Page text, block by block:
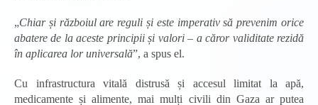
„Chiar și războiul are reguli și este imperativ să prevenim orice
abatere de la aceste principii și valori – a căror validitate rezidă
în aplicarea lor universală”, a spus el.
Cu infrastructura vitală distrusă și accesul limitat la apă,
medicamente și alimente, mai mulți civili din Gaza ar putea